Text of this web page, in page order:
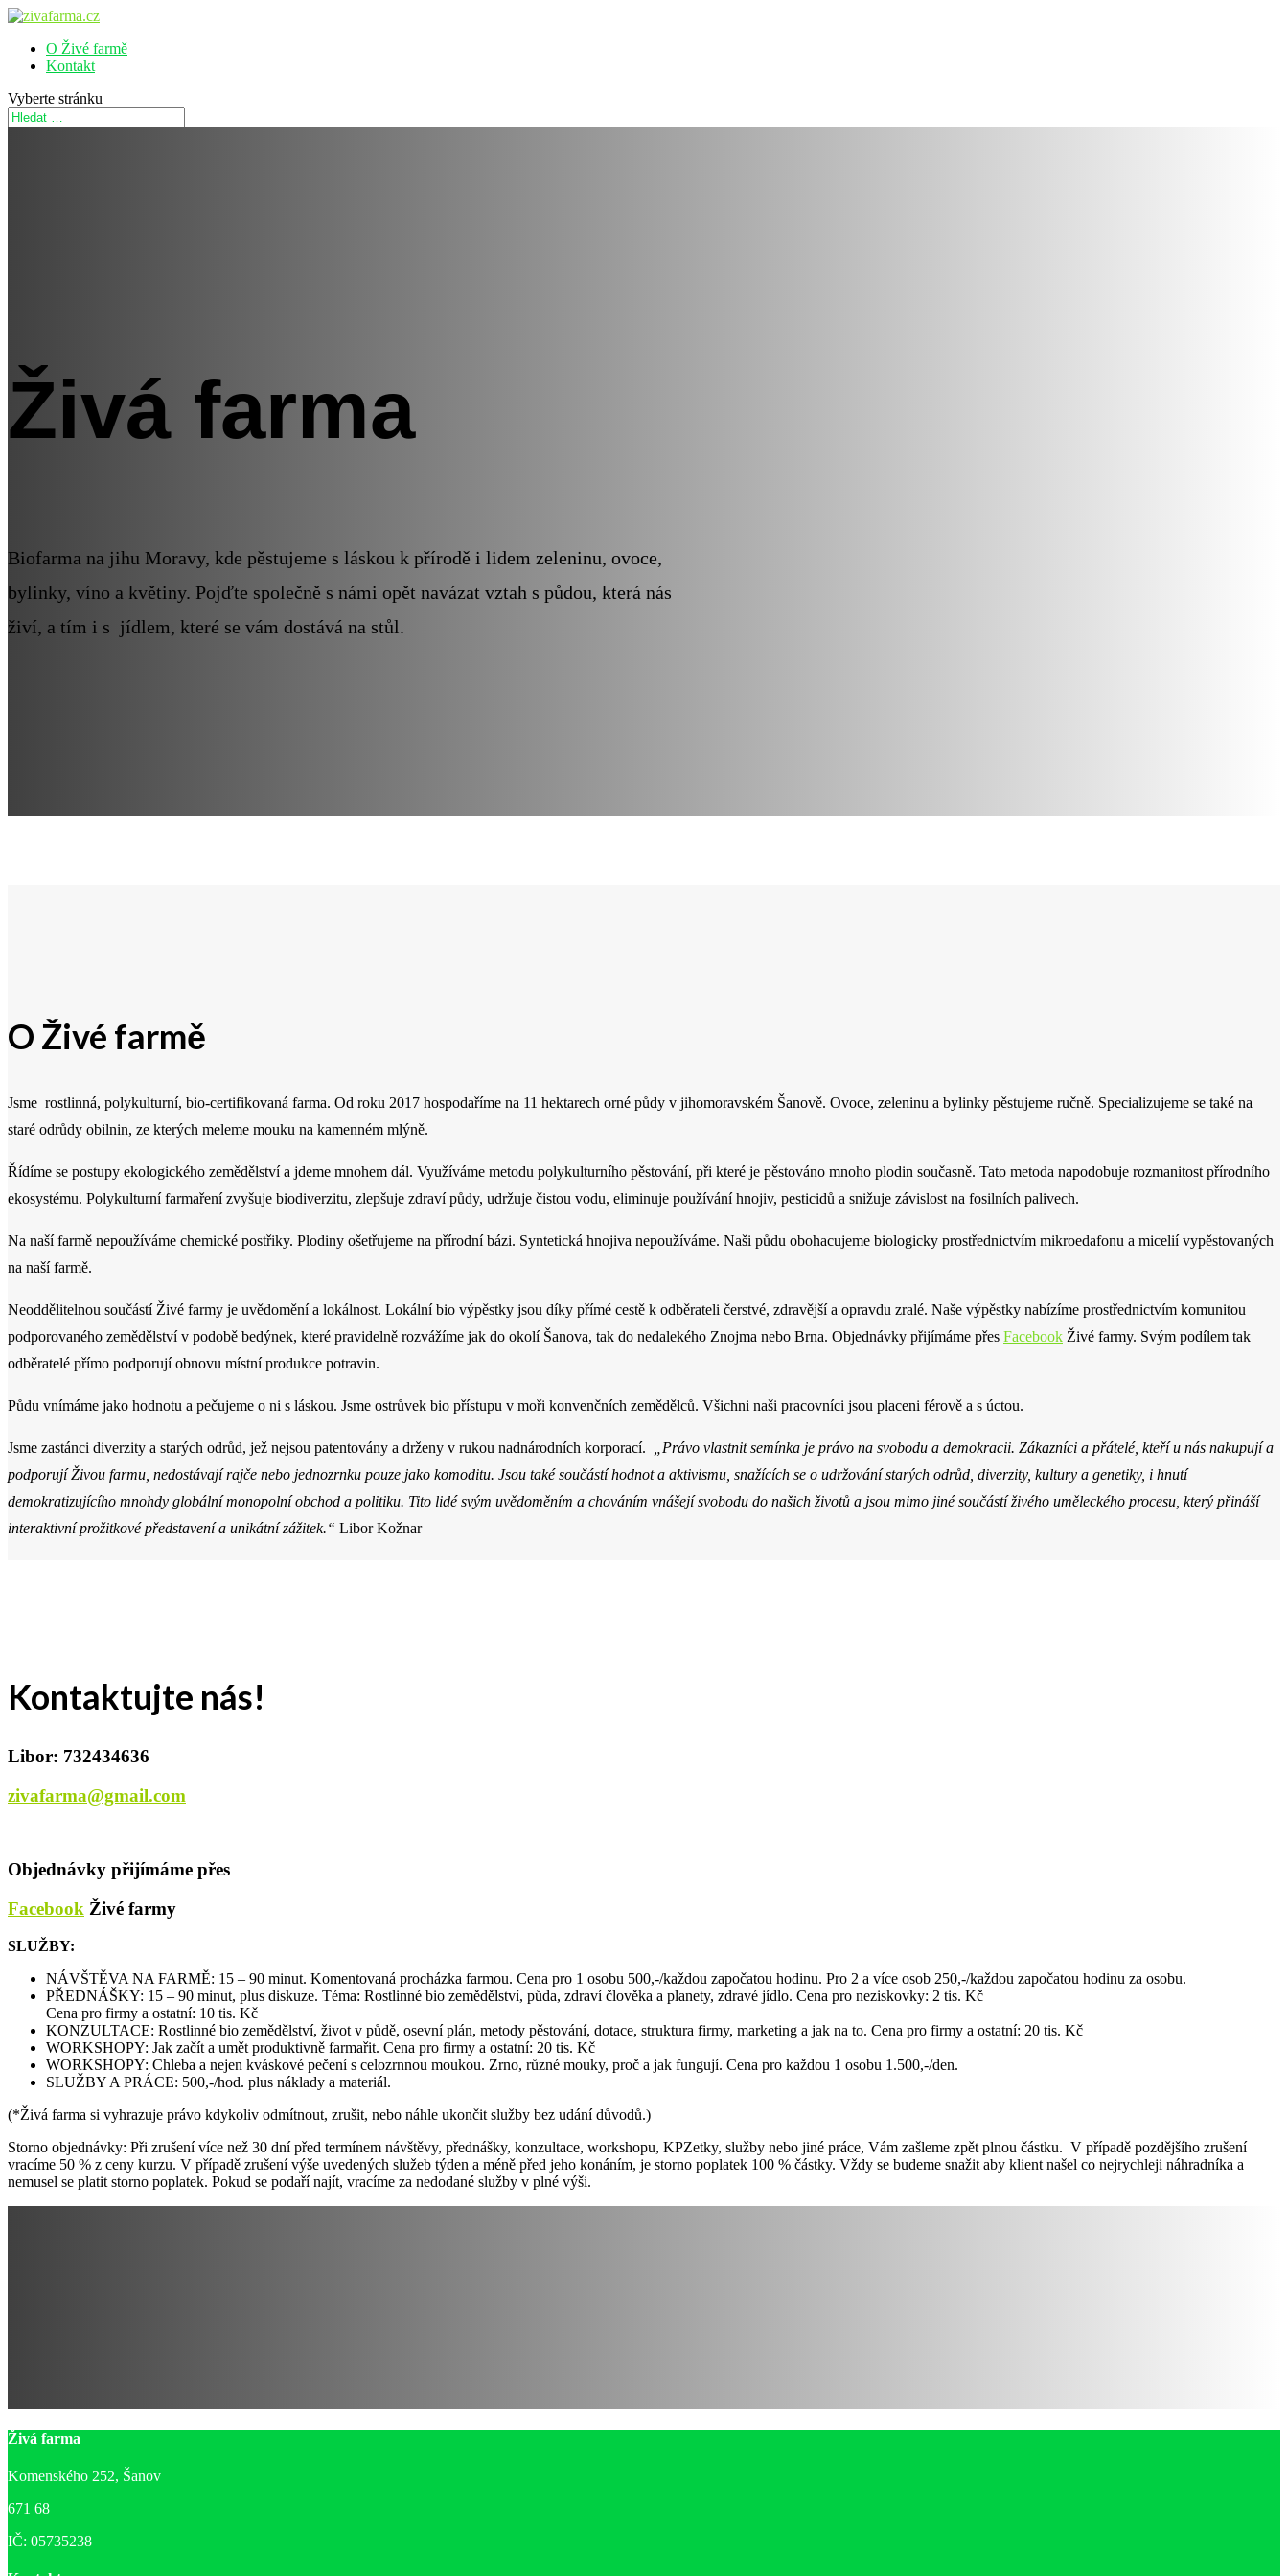
O Živé farmě
Kontakt
Vyberte stránku
Živá farma
Biofarma na jihu Moravy, kde pěstujeme s láskou k přírodě i lidem zeleninu, ovoce,
bylinky, víno a květiny. Pojďte společně s námi opět navázat vztah s půdou, která nás
živí, a tím i s jídlem, které se vám dostává na stůl.
O Živé farmě
Jsme rostlinná, polykulturní, bio-certifikovaná farma. Od roku 2017 hospodaříme na 11 hektarech orné půdy v jihomoravském Šanově. Ovoce, zeleninu a bylinky pěstujeme ručně. Specializujeme se také na
staré odrůdy obilnin, ze kterých meleme mouku na kamenném mlýně.
Řídíme se postupy ekologického zemědělství a jdeme mnohem dál. Využíváme metodu polykulturního pěstování, při které je pěstováno mnoho plodin současně. Tato metoda napodobuje rozmanitost přírodního
ekosystému. Polykulturní farmaření zvyšuje biodiverzitu, zlepšuje zdraví půdy, udržuje čistou vodu, eliminuje používání hnojiv, pesticidů a snižuje závislost na fosilních palivech.
Na naší farmě nepoužíváme chemické postřiky. Plodiny ošetřujeme na přírodní bázi. Syntetická hnojiva nepoužíváme. Naši půdu obohacujeme biologicky prostřednictvím mikroedafonu a micelií vypěstovaných
na naší farmě.
Neoddělitelnou součástí Živé farmy je uvědomění a lokálnost. Lokální bio výpěstky jsou díky přímé cestě k odběrateli čerstvé, zdravější a opravdu zralé. Naše výpěstky nabízíme prostřednictvím komunitou
podporovaného zemědělství v podobě bedýnek, které pravidelně rozvážíme jak do okolí Šanova, tak do nedalekého Znojma nebo Brna. Objednávky přijímáme přes Facebook Živé farmy. Svým podílem tak
odběratelé přímo podporují obnovu místní produkce potravin.
Půdu vnímáme jako hodnotu a pečujeme o ni s láskou. Jsme ostrůvek bio přístupu v moři konvenčních zemědělců. Všichni naši pracovníci jsou placeni férově a s úctou.
Jsme zastánci diverzity a starých odrůd, jež nejsou patentovány a drženy v rukou nadnárodních korporací. „Právo vlastnit semínka je právo na svobodu a demokracii. Zákazníci a přátelé, kteří u nás nakupují a
podporují Živou farmu, nedostávají rajče nebo jednozrnku pouze jako komoditu. Jsou také součástí hodnot a aktivismu, snažících se o udržování starých odrůd, diverzity, kultury a genetiky, i hnutí
demokratizujícího mnohdy globální monopolní obchod a politiku. Tito lidé svým uvědoměním a chováním vnášejí svobodu do našich životů a jsou mimo jiné součástí živého uměleckého procesu, který přináší
interaktivní prožitkové představení a unikátní zážitek.“ Libor Kožnar
Kontaktujte nás!
Libor: 732434636
zivafarma@gmail.com
Objednávky přijímáme přes
Facebook Živé farmy
SLUŽBY:
NÁVŠTĚVA NA FARMĚ: 15 – 90 minut. Komentovaná procházka farmou. Cena pro 1 osobu 500,-/každou započatou hodinu. Pro 2 a více osob 250,-/každou započatou hodinu za osobu.
PŘEDNÁŠKY: 15 – 90 minut, plus diskuze. Téma: Rostlinné bio zemědělství, půda, zdraví člověka a planety, zdravé jídlo. Cena pro neziskovky: 2 tis. Kč
Cena pro firmy a ostatní: 10 tis. Kč
KONZULTACE: Rostlinné bio zemědělství, život v půdě, osevní plán, metody pěstování, dotace, struktura firmy, marketing a jak na to. Cena pro firmy a ostatní: 20 tis. Kč
WORKSHOPY: Jak začít a umět produktivně farmařit. Cena pro firmy a ostatní: 20 tis. Kč
WORKSHOPY: Chleba a nejen kváskové pečení s celozrnnou moukou. Zrno, různé mouky, proč a jak fungují. Cena pro každou 1 osobu 1.500,-/den.
SLUŽBY A PRÁCE: 500,-/hod. plus náklady a materiál.
(*Živá farma si vyhrazuje právo kdykoliv odmítnout, zrušit, nebo náhle ukončit služby bez udání důvodů.)
Storno objednávky: Při zrušení více než 30 dní před termínem návštěvy, přednášky, konzultace, workshopu, KPZetky, služby nebo jiné práce, Vám zašleme zpět plnou částku. V případě pozdějšího zrušení
vracíme 50 % z ceny kurzu. V případě zrušení výše uvedených služeb týden a méně před jeho konáním, je storno poplatek 100 % částky. Vždy se budeme snažit aby klient našel co nejrychleji náhradníka a
nemusel se platit storno poplatek. Pokud se podaří najít, vracíme za nedodané služby v plné výši.
Živá farma
Komenského 252, Šanov
671 68
IČ: 05735238